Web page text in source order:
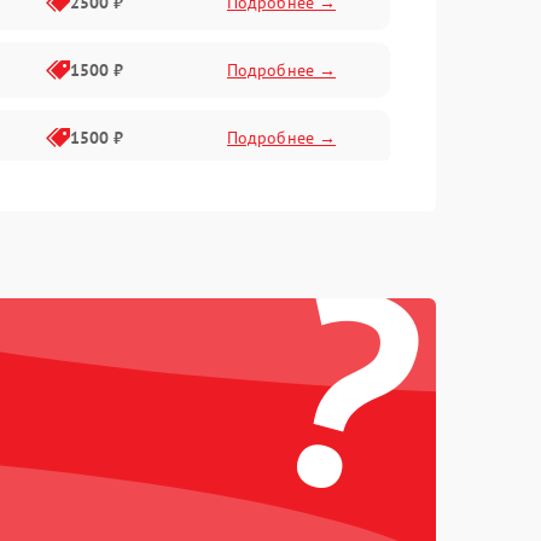
1500 ₽ Подробнее →
1500 ₽ Подробнее →
Подробнее →
Подробнее →
?